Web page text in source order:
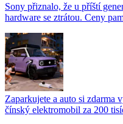
Sony přiznalo, že u příští
hardware se ztrátou. Ceny
Zaparkujete a auto si zdarma
čínský elektromobil za 200